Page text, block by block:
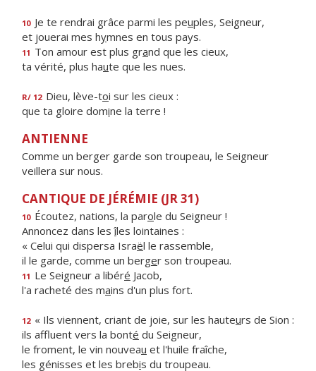
10 Je te rendrai grâce parmi les peuples, Seigneur,
et jouerai mes hymnes en tous pays.
11 Ton amour est plus grand que les cieux,
ta vérité, plus haute que les nues.
R/ 12 Dieu, lève-toi sur les cieux :
que ta gloire domine la terre !
ANTIENNE
Comme un berger garde son troupeau, le Seigneur
veillera sur nous.
CANTIQUE DE JÉRÉMIE (JR 31)
10 Écoutez, nations, la parole du Seigneur !
Annoncez dans lesîles lointaines :
« Celui qui dispersa Israël le rassemble,
il le garde, comme un berger son troupeau.
11 Le Seigneur a libéré Jacob,
l'a racheté des mains d'un plus fort.
12 « Ils viennent, criant de joie, sur les hauteurs de Sion :
ils affluent vers la bonté du Seigneur,
le froment, le vin nouveau et l'huile fraîche,
les génisses et les brebis du troupeau.